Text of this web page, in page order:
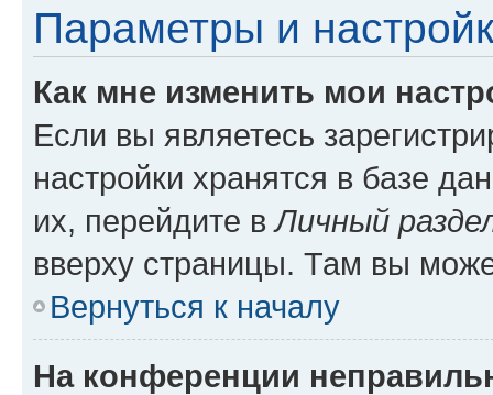
Параметры и
Как мне изменить мои
Если вы являетесь
настройки хранятся в базе
их, перейдите вЛичный
вверху страницы. Там вы
Вернуться к началу
На конференции